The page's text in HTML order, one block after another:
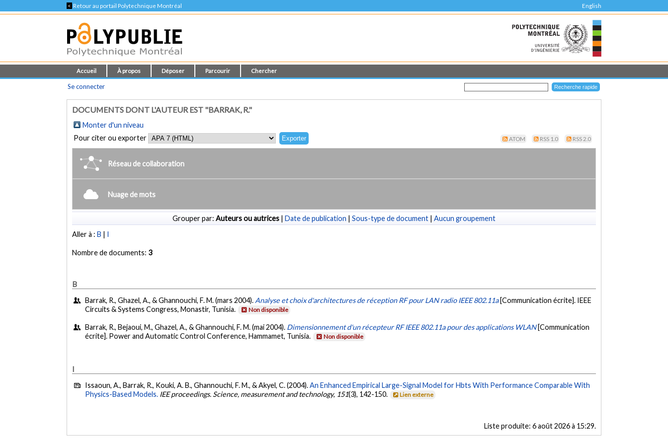
< Retour au portail Polytechnique Montréal English
Accueil À propos Déposer Parcourir Chercher
Se connecter
DOCUMENTS DONT L'AUTEUR EST "BARRAK, R."
Monter d'un niveau
Pour citer ou exporter
ATOM RSS 1.0 RSS 2.0
Réseau de collaboration
Nuage de mots
Grouper par: Auteurs ou autrices | Date de publication | Sous-type de document | Aucun groupement
Aller à :B | I
Nombre de documents: 3
B
Barrak, R., Ghazel, A., & Ghannouchi, F. M. (mars 2004). Analyse et choix d'architectures de réception RF pour LAN radio IEEE 802.11a [Communication écrite]. IEEE
Circuits & Systems Congress, Monastir, Tunisia.
Non disponible
Barrak, R., Bejaoui, M., Ghazel, A., & Ghannouchi, F. M. (mai 2004). Dimensionnement d'un récepteur RF IEEE 802.11a pour des applications WLAN [Communication
écrite]. Power and Automatic Control Conference, Hammamet, Tunisia.
Non disponible
I
Issaoun, A., Barrak, R., Kouki, A. B., Ghannouchi, F. M., & Akyel, C. (2004).An Enhanced Empirical Large-Signal Model for Hbts With Performance Comparable With
Physics-Based Models. IEE proceedings. Science, measurement and technology, 151(3), 142-150. Lien externe
Liste produite: 6 août 2026 à 15:29.